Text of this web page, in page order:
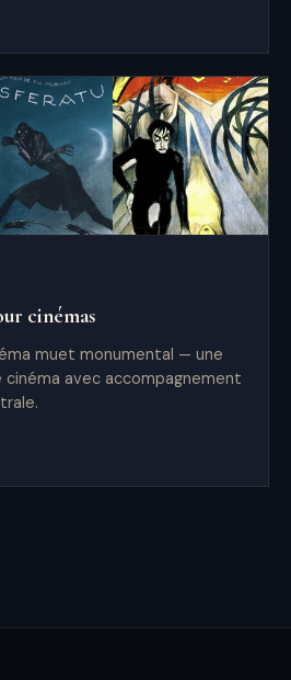
cinémas
muet monumental — une
avec accompagnement